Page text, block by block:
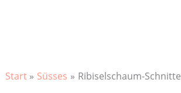
Start Süsses Ribiselschaum-Schnitte